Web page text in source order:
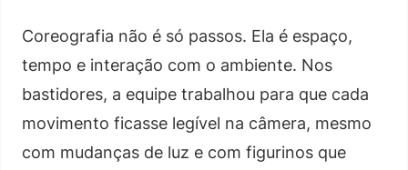
Coreografia não é só passos. Ela é espaço,
tempo e interação com o ambiente. Nos
bastidores, a equipe trabalhou para que cada
movimento ficasse legível na câmera, mesmo
com mudanças de luz e com figurinos que